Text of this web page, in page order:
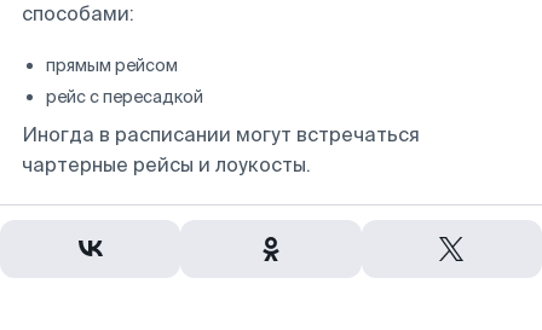
способами:
прямым рейсом
рейс с пересадкой
Иногда в расписании могут встречаться
чартерные рейсы и лоукосты.